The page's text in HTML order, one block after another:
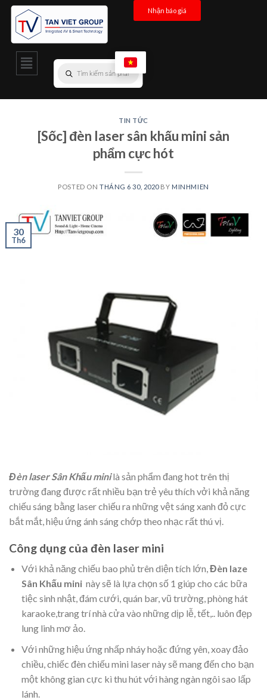
Nhận báo giá
TIN TỨC
[Sốc] đèn laser sân khấu mini sản
phẩm cực hót
POSTED ON THÁNG 6 30, 2020BY MINHMIEN
30
Th6
Đèn laser Sân Khấu mini là sản phẩm đang hot trên thị
trường đang được rất nhiều bạn trẻ yêu thích vởi khả năng
chiếu sáng bằng laser chiếu ra những vệt sáng xanh đỏ cực
bắt mắt, hiệu ứng ánh sáng chớp theo nhạc rất thú vị.
Công dụng của đèn laser mini
Với khả năng chiếu bao phủ trên diện tích lớn,Đèn laze
Sân Khấu mini này sẽ là lựa chọn số 1 giúp cho các bữa
tiệc sinh nhật, đám cưới, quán bar, vũ trường, phòng hát
karaoke,trang trí nhà cửa vào những dịp lễ, tết,.. luôn đẹp
lung linh mơ ảo.
Với những hiệu ứng nhấp nháy hoặc đứng yên, xoay đảo
chiều, chiếc đèn chiếu mini laser này sẽ mang đến cho bạn
một không gian cực kì thu hút với hàng ngàn ngôi sao lấp
lánh.